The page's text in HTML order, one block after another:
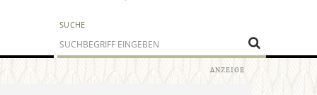
SUCHE